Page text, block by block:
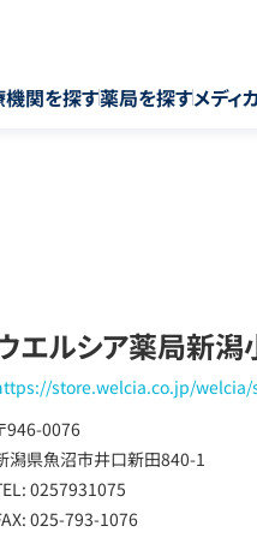
関を探す薬局を探すメディ
エルシア薬局新潟
store.welcia.co.jp/welcia/
946-0076
潟県魚沼市井口新田840-1
0257931075
025-793-1076